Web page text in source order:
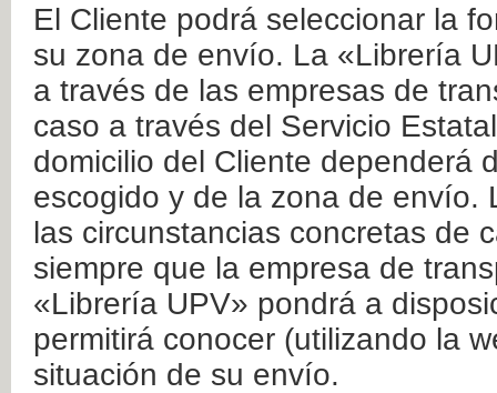
El Cliente podrá seleccionar la
su zona de envío. La «Librería
a través de las empresas de
caso a través del Servicio
domicilio del Cliente dependerá
escogido y de la zona de envío.
las circunstancias concretas de
siempre que la empresa de
«Librería UPV» pondrá a
permitirá conocer (utilizando la
situación de su envío.